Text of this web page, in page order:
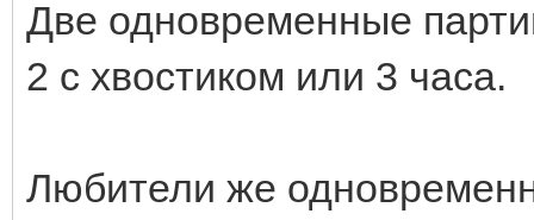
Две одновременные
2 с хвостиком или 3 часа.
Любители же